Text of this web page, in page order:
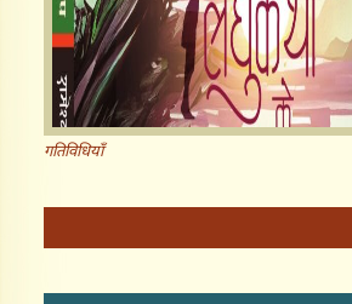
गतिविधियाँ